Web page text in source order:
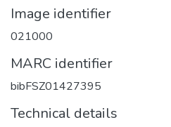
Image identifier
021000
MARC identifier
bibFSZ01427395
Technical details